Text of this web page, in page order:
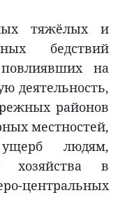
тяжёлых и
бедствий
на
деятельность,
районов
местностей,
людям,
хозяйства в